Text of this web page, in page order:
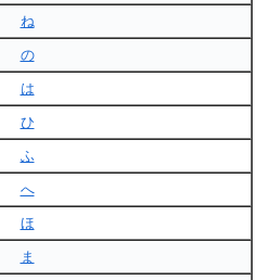
ね
の
は
ひ
ふ
へ
ほ
ま